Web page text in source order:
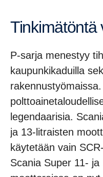
P-sarja menestyy
kaupunkikaduilla
legendaarisia.
ja 13-litraisten
käytetään vain
Scania Super 11- ja